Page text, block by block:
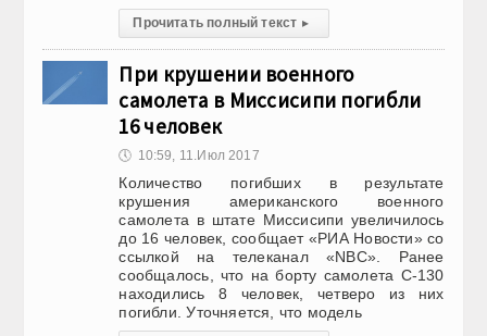
Прочитать полный текст ▸
При крушении военного
самолета в Миссисипи погибли
16 человек
🕔 10:59, 11.Июл 2017
Количество погибших в результате
крушения американского военного
самолета в штате Миссисипи увеличилось
до 16 человек, сообщает «РИА Новости» со
ссылкой на телеканал «NBC». Ранее
сообщалось, что на борту самолета C-130
находились 8 человек, четверо из них
погибли. Уточняется, что модель